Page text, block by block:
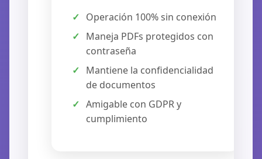
Operación 100% sin conexión
Maneja PDFs protegidos con
contraseña
Mantiene la confidencialidad
de documentos
Amigable con GDPR y
cumplimiento